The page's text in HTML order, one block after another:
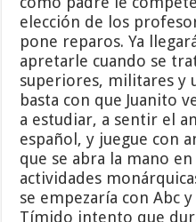
elección de los
pone reparos. Ya
apretarle cuando se
superiores, militares y
basta con que Juanito
a estudiar, a sentir el
español, y juegue con
que se abra la mano
actividades
se empezaría con Abc
Tímido intento que